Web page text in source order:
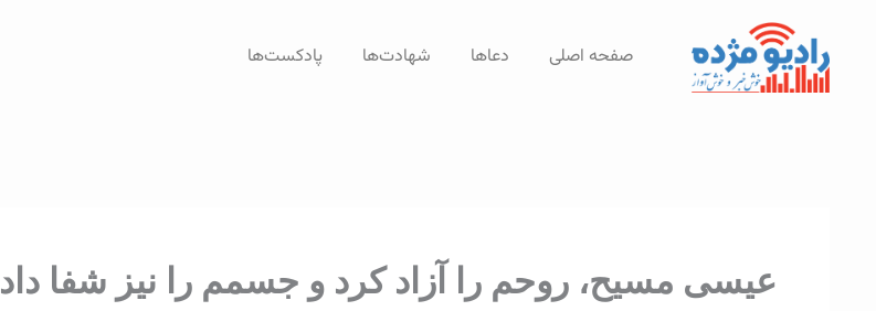
پادکست‌ها شهادت‌ها دعاها صفحه اصلی
عيسی مسيح، روحم را آزاد کرد و جسمم را نيز شفا داد